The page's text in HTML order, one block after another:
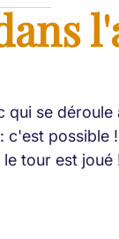
se
c'est possible !
tour est joué